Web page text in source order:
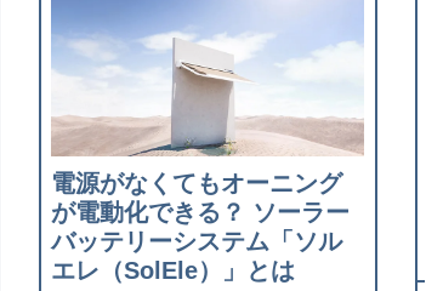
電源がなくてもオーニング
が電動化できる？ ソーラー
バッテリーシステム「ソル
エレ（SolEle）」とは